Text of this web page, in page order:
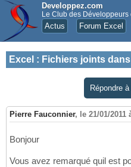
Developpez.com
Le Club des Développeurs
Actus Forum Excel
Excel : Fichiers joints
Répondre
Pierre Fauconnier, le 21/01/2011
Bonjour
Vous avez remarqué quil est